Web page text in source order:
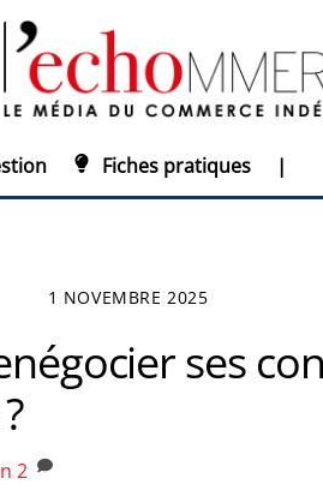
Fiches pratiques |
1 NOVEMBRE 2025
ses
2